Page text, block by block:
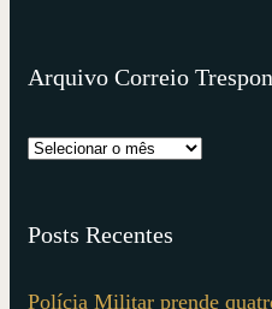
Arquivo Correio
Posts Recentes
Polícia Militar prende